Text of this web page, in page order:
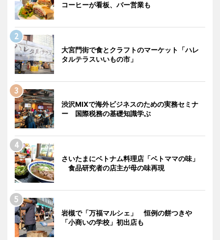
コーヒーが看板、バー営業も
大宮門街で食とクラフトのマーケット「ハレ
タルテラスいいもの市」
渋沢MIXで海外ビジネスのための実務セミナ
ー 国際税務の基礎知識学ぶ
さいたまにベトナム料理店「ベトママの味」
食品研究者の店主が母の味再現
岩槻で「万福マルシェ」 恒例の餅つきや
「小商いの学校」初出店も